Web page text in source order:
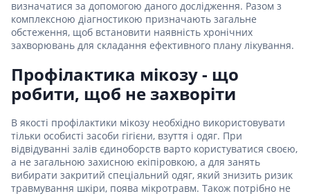
визначатися за допомогою даного дослідження. Разом з
комплексною діагностикою призначають загальне
обстеження, щоб встановити наявність хронічних
захворювань для складання ефективного плану лікування.
Профілактика мікозу - що
робити, щоб не захворіти
В якості профілактики мікозу необхідно використовувати
тільки особисті засоби гігієни, взуття і одяг. При
відвідуванні залів єдиноборств варто користуватися своєю,
а не загальною захисною екіпіровкою, а для занять
вибирати закритий спеціальний одяг, який знизить ризик
травмування шкіри, поява мікротравм. Також потрібно не